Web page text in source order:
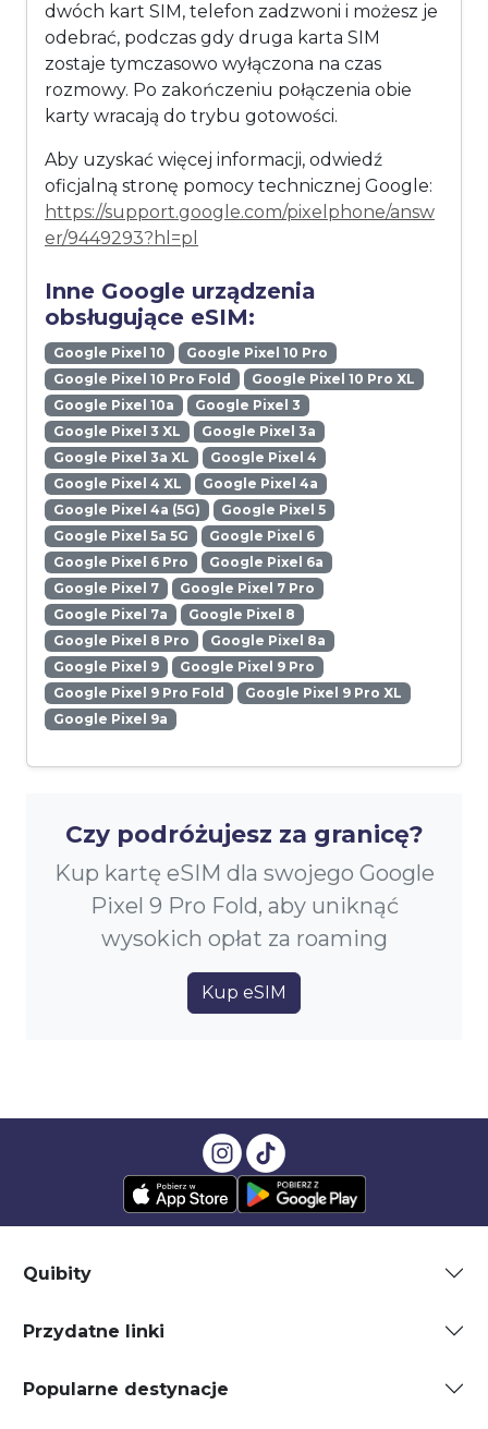
dwóch kart SIM, telefon zadzwoni i możesz je
odebrać, podczas gdy druga karta SIM
zostaje tymczasowo wyłączona na czas
rozmowy. Po zakończeniu połączenia obie
karty wracają do trybu gotowości.
Aby uzyskać więcej informacji, odwiedź
oficjalną stronę pomocy technicznej Google:
https://support.google.com/pixelphone/answ
er/9449293?hl=pl
Inne Google urządzenia
obsługujące eSIM:
Google Pixel 10
Google Pixel 10 Pro
Google Pixel 10 Pro Fold
Google Pixel 10 Pro XL
Google Pixel 10a
Google Pixel 3
Google Pixel 3 XL
Google Pixel 3a
Google Pixel 3a XL
Google Pixel 4
Google Pixel 4 XL
Google Pixel 4a
Google Pixel 4a (5G)
Google Pixel 5
Google Pixel 5a 5G
Google Pixel 6
Google Pixel 6 Pro
Google Pixel 6a
Google Pixel 7
Google Pixel 7 Pro
Google Pixel 7a
Google Pixel 8
Google Pixel 8 Pro
Google Pixel 8a
Google Pixel 9
Google Pixel 9 Pro
Google Pixel 9 Pro Fold
Google Pixel 9 Pro XL
Google Pixel 9a
Czy podróżujesz za granicę?
Kup kartę eSIM dla swojego Google
Pixel 9 Pro Fold, aby uniknąć
wysokich opłat za roaming
Kup eSIM
Quibity
Przydatne linki
Popularne destynacje